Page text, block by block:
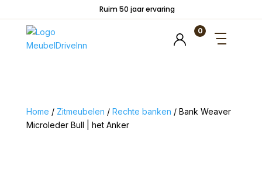
Ruim 50 jaar ervaring
0
Home / Zitmeubelen / Rechte banken / Bank Weaver
Microleder Bull | het Anker